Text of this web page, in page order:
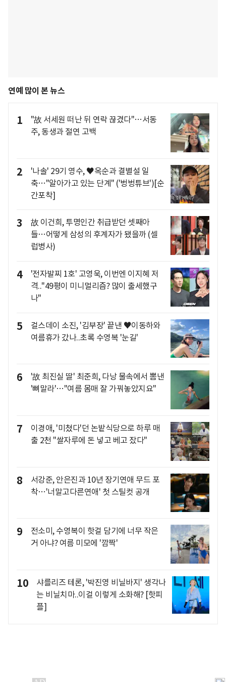
연예 많이 본 뉴스
1
"故 서세원 떠난 뒤 연락 끊겼다"…서동
주, 동생과 절연 고백
2
'나솔' 29기 영수, ♥옥순과 결별설 일
축…"알아가고 있는 단계" ('벙벙튜브')[순
간포착]
3
故 이건희, 투명인간 취급받던 셋째아
들…어떻게 삼성의 후계자가 됐을까 (셀
럽병사)
4
'전자발찌 1호' 고영욱, 이번엔 이지혜 저
격.."49평이 미니멀리즘? 많이 출세했구
나"
5
걸스데이 소진, '김부장' 끝낸 ♥이동하와
여름휴가 갔나..초록 수영복 '눈길'
6
'故 최진실 딸' 최준희, 다낭 물속에서 뽐낸
'뼈말라'…"여름 몸매 잘 가꿔놓았지요"
7
이경애, '미쳤다'던 논밭식당으로 하루 매
출 2천 "쌀자루에 돈 넣고 베고 잤다"
8
서강준, 안은진과 10년 장기연애 무드 포
착…'너말고다른연애' 첫 스틸컷 공개
9
전소미, 수영복이 핫걸 담기에 너무 작은
거 아냐? 여름 미모에 '깜짝'
10
샤를리즈 테론, '박진영 비닐바지' 생각나
는 비닐치마..이걸 이렇게 소화해? [핫피
플]